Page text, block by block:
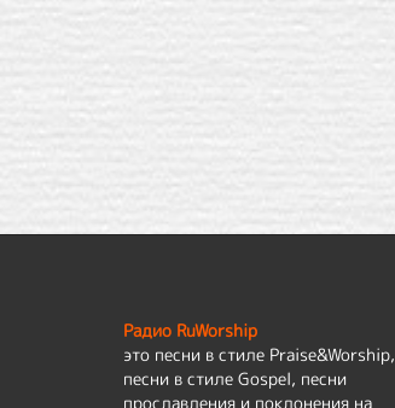
Радио RuWorship
это песни в стиле Praise&Worship,
песни в стиле Gospel, песни
прославления и поклонения на